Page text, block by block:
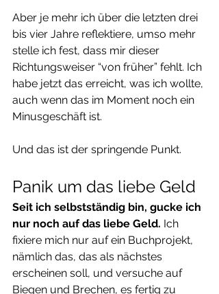
Aber je mehr ich über die letzten drei
bis vier Jahre reflektiere, umso mehr
stelle ich fest, dass mir dieser
Richtungsweiser “von früher” fehlt. Ich
habe jetzt das erreicht, was ich wollte,
auch wenn das im Moment noch ein
Minusgeschäft ist.
Und das ist der springende Punkt.
Panik um das liebe Geld
Seit ich selbstständig bin, gucke ich
nur noch auf das liebe Geld. Ich
fixiere mich nur auf ein Buchprojekt,
nämlich das, das als nächstes
erscheinen soll, und versuche auf
Biegen und Brechen, es fertig zu